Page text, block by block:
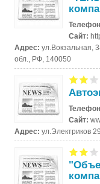
Сайт:
Адрес:ул.Вокзальная,
обл., РФ, 140050
Сайт:
Адрес:ул.Электриков